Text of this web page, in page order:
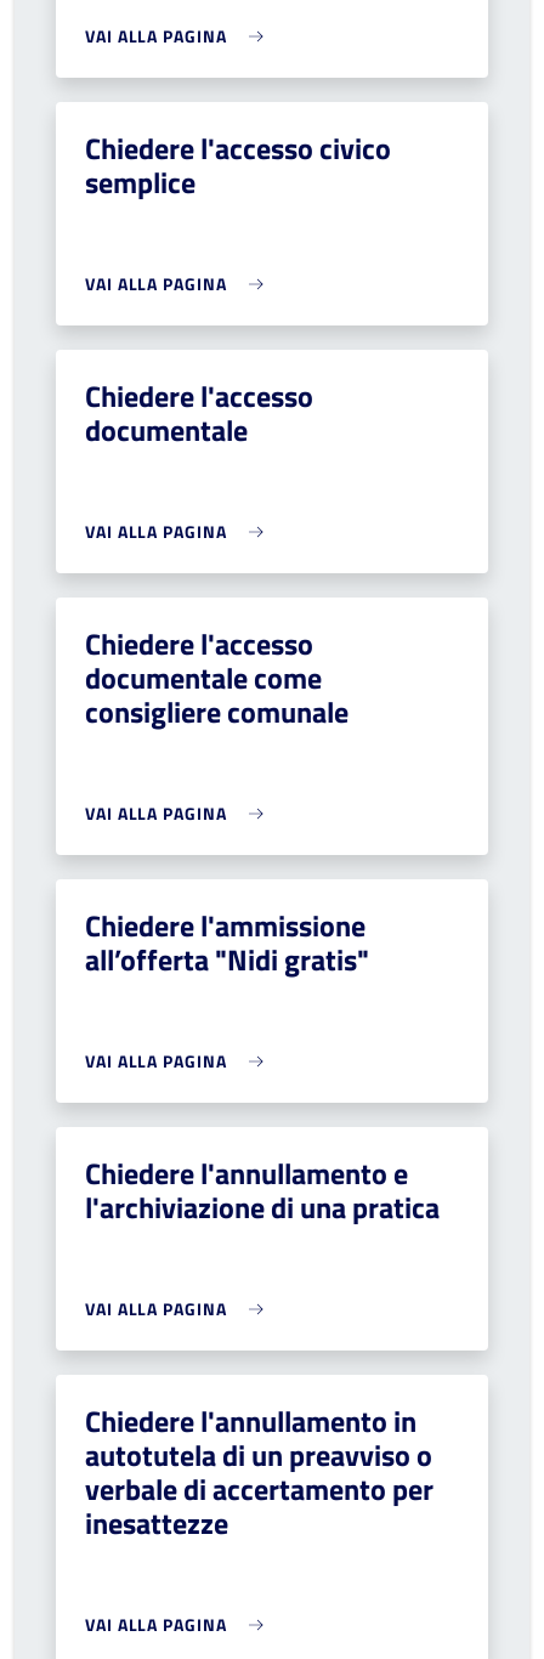
VAI ALLA PAGINA
Chiedere l'accesso civico
semplice
VAI ALLA PAGINA
Chiedere l'accesso
documentale
VAI ALLA PAGINA
Chiedere l'accesso
documentale come
consigliere comunale
VAI ALLA PAGINA
Chiedere l'ammissione
all’offerta "Nidi gratis"
VAI ALLA PAGINA
Chiedere l'annullamento e
l'archiviazione di una pratica
VAI ALLA PAGINA
Chiedere l'annullamento in
autotutela di un preavviso o
verbale di accertamento per
inesattezze
VAI ALLA PAGINA